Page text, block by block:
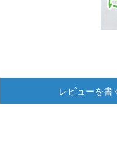
レビューを書